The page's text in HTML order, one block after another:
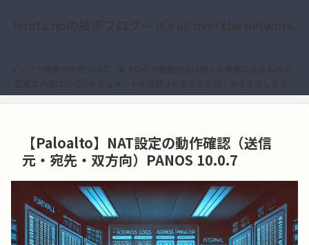
hirota.noの技術ブログ〜 It's all over the network.
インフラ関連の技術ブログ。本ブログの掲載内容は個人の見解によるもので、
正確な内容は公式なドキュメントを確認されることを強くおすすめします。
【Paloalto】NAT設定の動作確認（送信
元・宛先・双方向）PANOS 10.0.7